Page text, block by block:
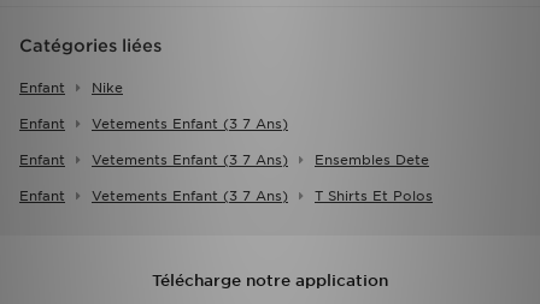
Catégories liées
Enfant Nike
Enfant Vetements Enfant (3 7 Ans)
Enfant Vetements Enfant (3 7 Ans) Ensembles Dete
Enfant Vetements Enfant (3 7 Ans) T Shirts Et Polos
Télécharge notre application